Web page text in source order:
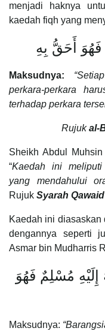
menjadi haknya
kaedah fiqh yang
أَحَقُّ بِهِ
Maksudnya:
perkara-perkara
terhadap perkara
Rujukal-
Sheikh Abdul Muhsin
“Kaedah ini
yang mendahului
Rujuk Syarah
Kaedah ini diasaskan
dengannya seperti
مُسْلِمٌ فَهُوَ
Maksudnya: